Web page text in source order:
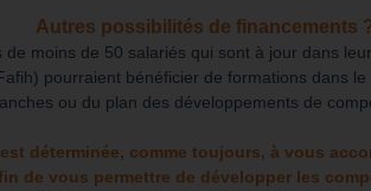
Autres possibilités de financements
de moins de 50 salariés qui sont à jour dans
pourraient bénéficier de formations dans le
ou du plan des développements de
est déterminée, comme toujours, à vous
de vous permettre de développer les